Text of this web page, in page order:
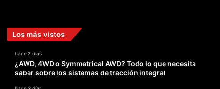
Los más vistos
hace 2 días
¿AWD, 4WD o Symmetrical AWD? Todo lo que necesita
saber sobre los sistemas de tracción integral